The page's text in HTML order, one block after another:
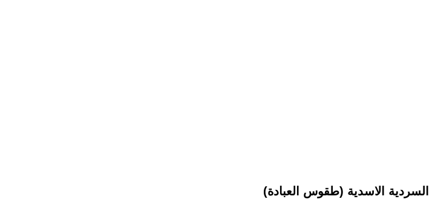
السردية الاسدية (طقوس العبادة)